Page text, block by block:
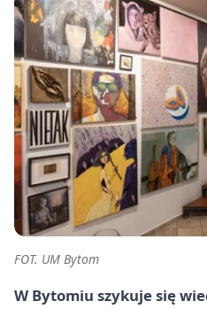
FOT. UM Bytom
W Bytomiu szykuje się